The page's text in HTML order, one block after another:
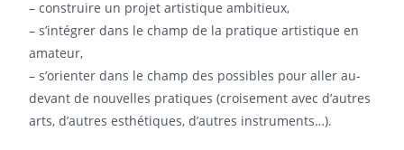
– construire un projet artistique ambitieux,
– s’intégrer dans le champ de la pratique artistique en
amateur,
– s’orienter dans le champ des possibles pour aller au-
devant de nouvelles pratiques (croisement avec d’autres
arts, d’autres esthétiques, d’autres instruments…).